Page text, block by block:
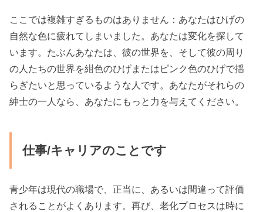
ここでは複雑すぎるものはありません：あなたはひげの
自然な色に疲れてしまいました。あなたは変化を探して
います。たぶんあなたは、彼の世界を、そして彼の周り
の人たちの世界を紺色のひげまたはピンク色のひげで揺
らぎたいと思っているような人です。あなたがそれらの
紳士の一人なら、あなたにもっと力を与えてください。
仕事/キャリアのことです
青少年は現代の職場で、正当に、あるいは間違って評価
されることがよくあります。再び、老化プロセスは時に